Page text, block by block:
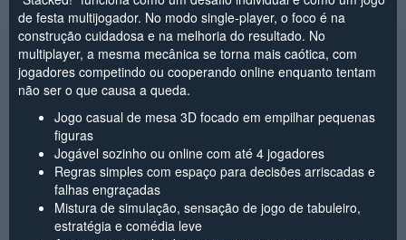
de festa multijogador. No modo single-player, o foco é na
construção cuidadosa e na melhoria do resultado. No
multiplayer, a mesma mecânica se torna mais caótica, com
jogadores competindo ou cooperando online enquanto tentam
não ser o que causa a queda.
Jogo casual de mesa 3D focado em empilhar pequenas
figuras
Jogável sozinho ou online com até 4 jogadores
Regras simples com espaço para decisões arriscadas e
falhas engraçadas
Mistura de simulação, sensação de jogo de tabuleiro,
estratégia e comédia leve